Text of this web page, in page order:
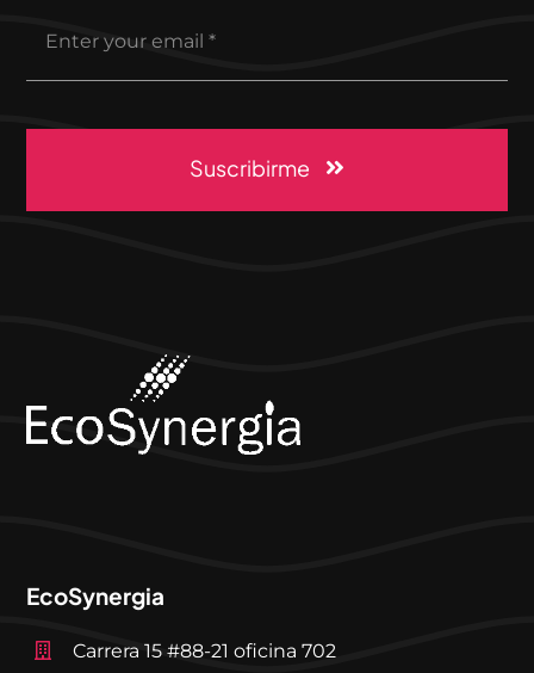
Suscribirme
EcoSynergia
Carrera 15 #88-21 oficina 702